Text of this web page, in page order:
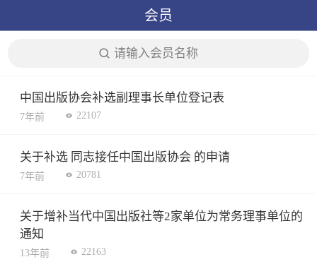
会员
请输入会员名称
中国出版协会补选副理事长单位登记表
7年前 22107
关于补选 同志接任中国出版协会 的申请
7年前 20781
关于增补当代中国出版社等2家单位为常务理事单位的
通知
13年前 22163